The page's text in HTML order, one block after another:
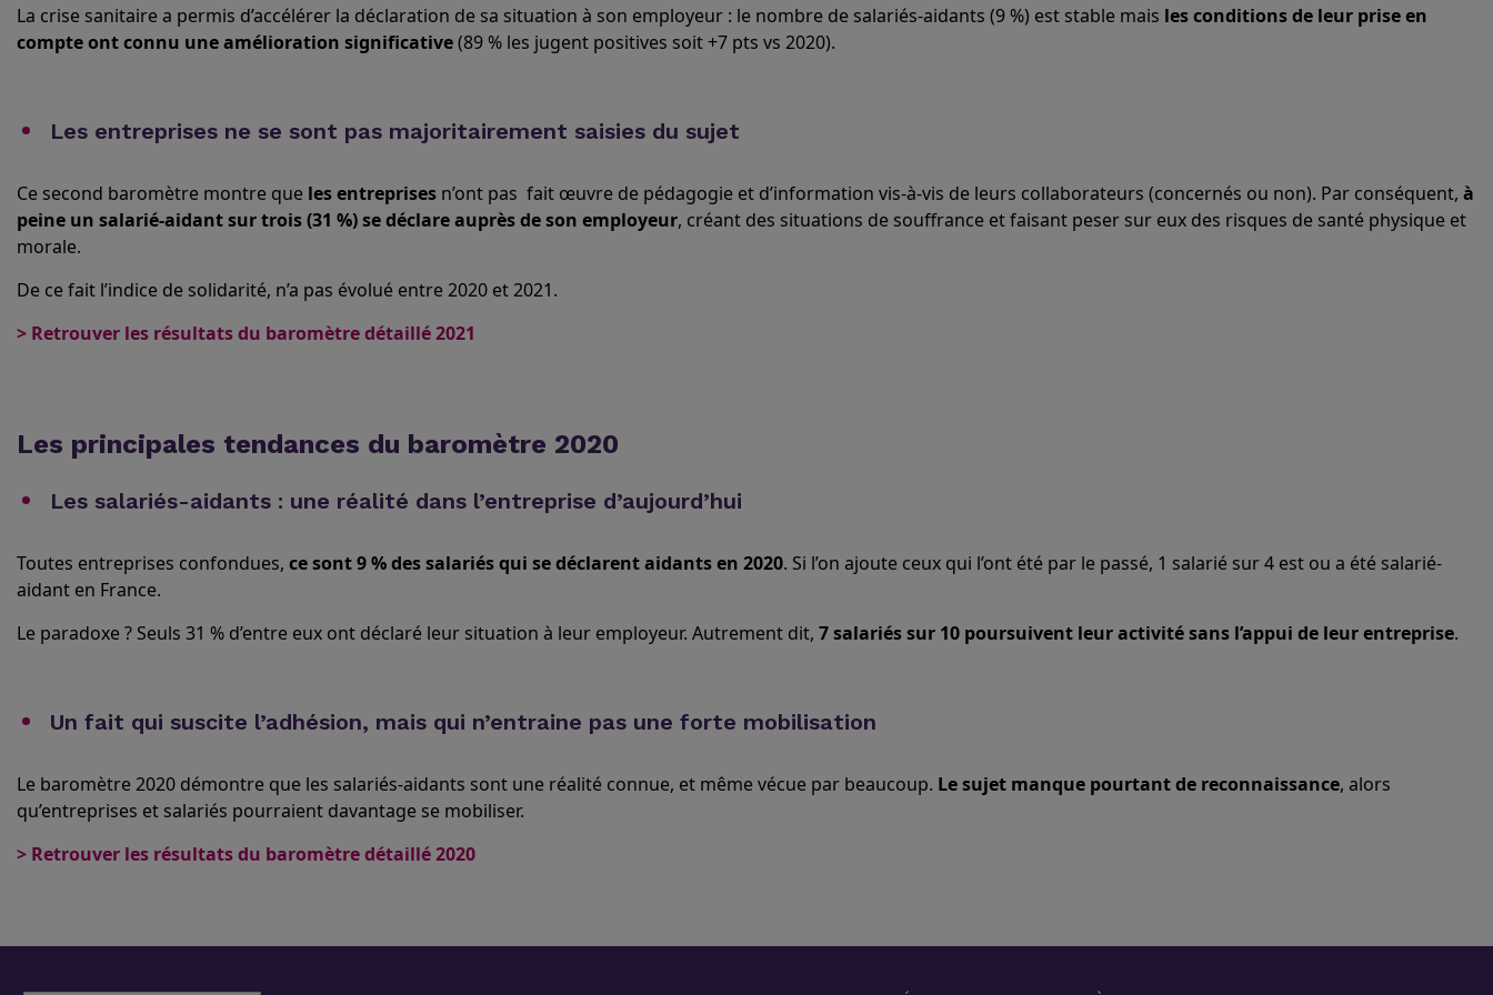
La crise sanitaire a permis d’accélérer la déclaration de sa situation à son employeur : le nombre de salariés-aidants (9 %) est stable mais les conditions de leur prise en
compte ont connu une amélioration significative(89 % les jugent positives soit +7 pts vs 2020).
Les entreprises ne se sont pas majoritairement saisies du sujet
Ce second baromètre montre que les entreprises n’ont pas fait œuvre de pédagogie et d’information vis-à-vis de leurs collaborateurs (concernés ou non). Par conséquent, à
peine un salarié-aidant sur trois (31 %) se déclare auprès de son employeur, créant des situations de souffrance et faisant peser sur eux des risques de santé physique et
morale.
De ce fait l’indice de solidarité, n’a pas évolué entre 2020 et 2021.
> Retrouver les résultats du baromètre détaillé 2021
Les principales tendances du baromètre 2020
Les salariés-aidants : une réalité dans l’entreprise d’aujourd’hui
Toutes entreprises confondues, ce sont 9 % des salariés qui se déclarent aidants en 2020. Si l’on ajoute ceux qui l’ont été par le passé, 1 salarié sur 4 est ou a été salarié-
aidant en France.
Le paradoxe ? Seuls 31 % d’entre eux ont déclaré leur situation à leur employeur. Autrement dit, 7 salariés sur 10 poursuivent leur activité sans l’appui de leur entreprise.
Un fait qui suscite l’adhésion, mais qui n’entraine pas une forte mobilisation
Le baromètre 2020 démontre que les salariés-aidants sont une réalité connue, et même vécue par beaucoup. Le sujet manque pourtant de reconnaissance, alors
qu’entreprises et salariés pourraient davantage se mobiliser.
> Retrouver les résultats du baromètre détaillé 2020